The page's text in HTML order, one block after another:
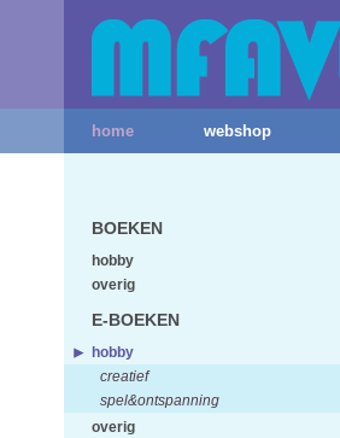
home webshop
BOEKEN
hobby
overig
E-BOEKEN
hobby
creatief
spel&ontspanning
overig